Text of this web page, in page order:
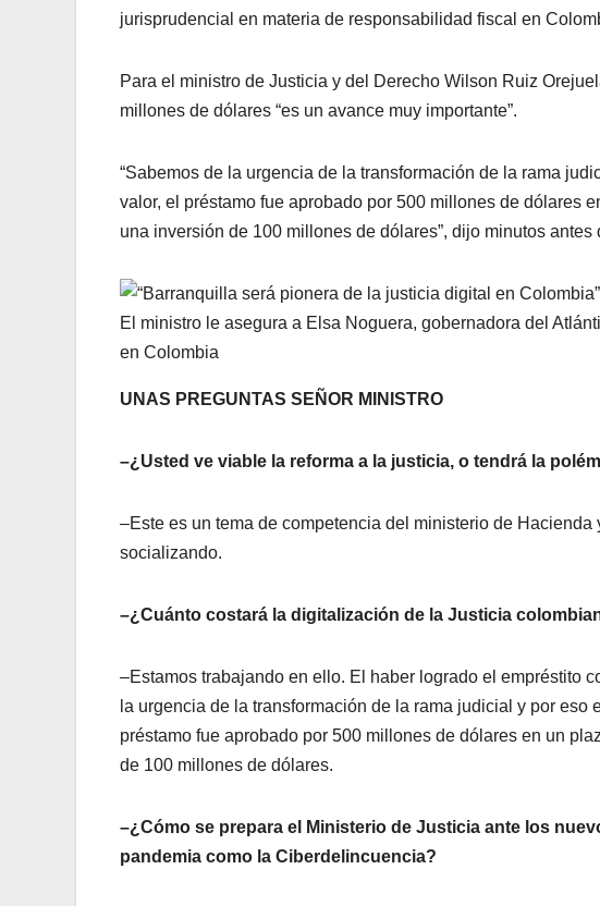
jurisprudencial en materia de responsabilidad fiscal en
Para el ministro de Justicia y del Derecho Wilson Ruiz
millones de dólares “es un avance muy importante”.
“Sabemos de la urgencia de la transformación de la rama
valor, el préstamo fue aprobado por 500 millones de dólares
una inversión de 100 millones de dólares”, dijo minutos
El ministro le asegura a Elsa Noguera, gobernadora del
en Colombia
UNAS PREGUNTAS SEÑOR MINISTRO
–¿Usted ve viable la reforma a la justicia, o tendrá la
–Este es un tema de competencia del ministerio de
socializando.
–¿Cuánto costará la digitalización de la Justicia
–Estamos trabajando en ello. El haber logrado el empréstito
la urgencia de la transformación de la rama judicial y por eso
préstamo fue aprobado por 500 millones de dólares en un
de 100 millones de dólares.
–¿Cómo se prepara el Ministerio de Justicia ante los
pandemia como la Ciberdelincuencia?